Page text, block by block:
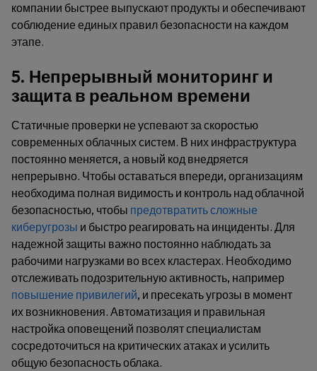
компании быстрее выпускают продукты и обеспечивают
соблюдение единых правил безопасности на каждом
этапе.
5. Непрерывный мониторинг и
защита в реальном времени
Статичные проверки не успевают за скоростью
современных облачных систем. В них инфраструктура
постоянно меняется, а новый код внедряется
непрерывно. Чтобы оставаться впереди, организациям
необходима полная видимость и контроль над облачной
безопасностью, чтобы предотвратить сложные
киберугрозы и быстро реагировать на инциденты. Для
надежной защиты важно постоянно наблюдать за
рабочими нагрузками во всех кластерах. Необходимо
отслеживать подозрительную активность, например
повышение привилегий, и пресекать угрозы в момент
их возникновения. Автоматизация и правильная
настройка оповещений позволят специалистам
сосредоточиться на критических атаках и усилить
общую безопасность облака.